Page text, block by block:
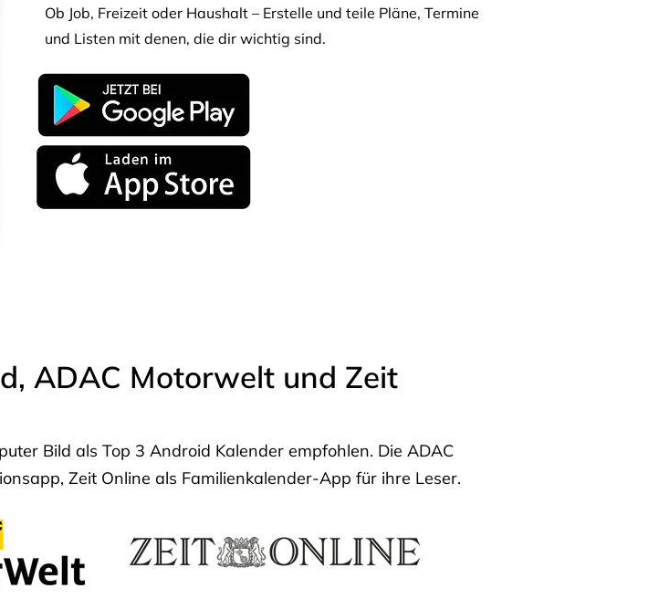
Ob Job, Freizeit oder Haushalt – Erstelle und teile Pläne, Termine
und Listen mit denen, die dir wichtig sind.
ADAC Motorwelt und Zeit
Bild als Top 3 Android Kalender empfohlen. Die ADAC
Zeit Online als Familienkalender-App für ihre Leser.